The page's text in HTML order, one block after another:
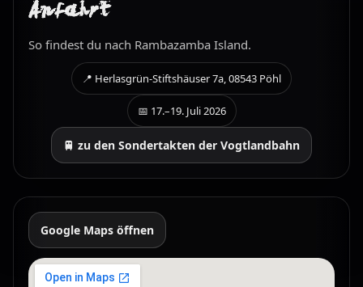
Anfahrt
So findest du nach Rambazamba Island.
📍 Herlasgrün-Stiftshäuser 7a, 08543 Pöhl
📅 17.–19. Juli 2026
🚆 zu den Sondertakten der Vogtlandbahn
Google Maps öffnen